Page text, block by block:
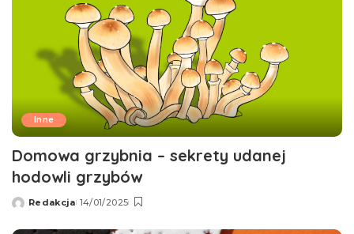
Inne
Domowa grzybnia – sekrety udanej
hodowli grzybów
Wysłany
Redakcja 14/01/2025